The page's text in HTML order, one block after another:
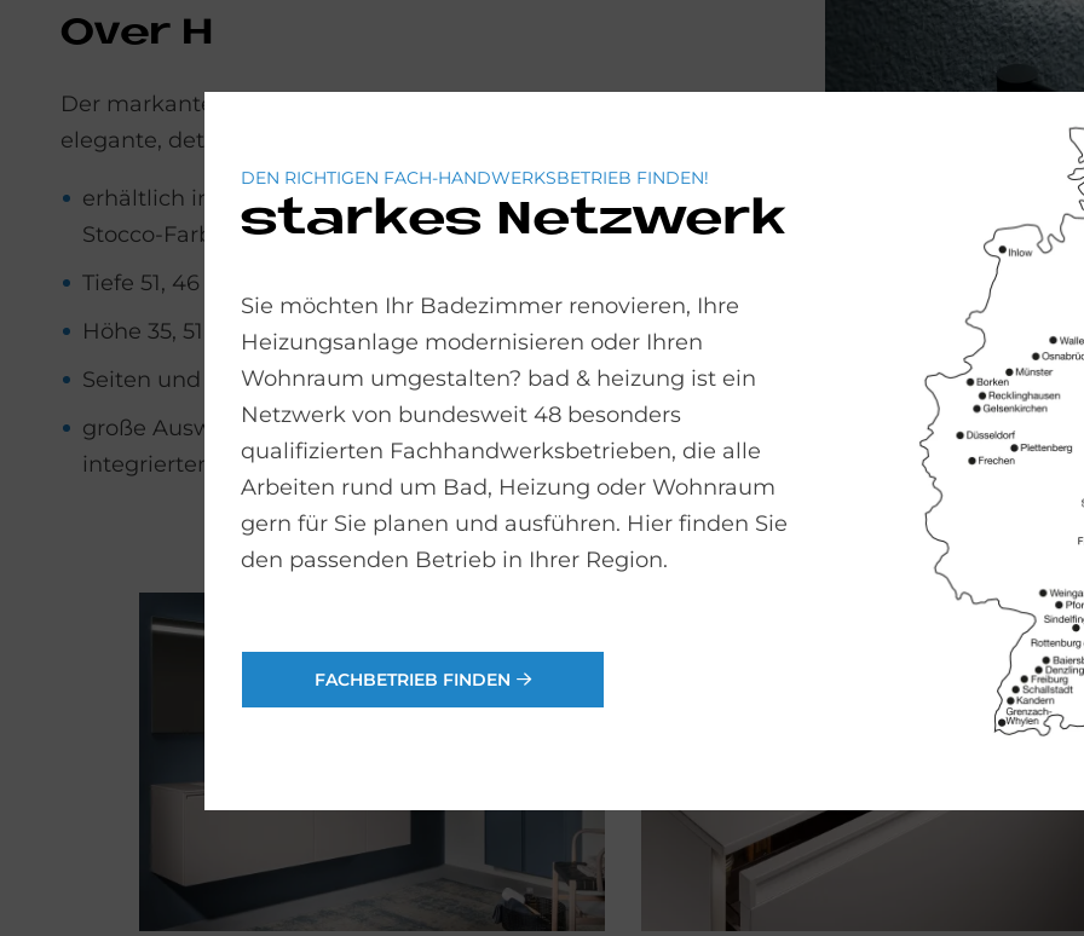
Over H
Der markante Aluminiumgriff verleiht dem Möbel eine
elegante, detailbewusste Signatur.
erhältlich in silber, kupfer, gold, oder allen Farben der
Stocco-Farbpalette
Tiefe 51, 46 cm
Höhe 35, 51, 55 cm
Seiten und Fronten aus Holz, lackiert, Fenix, HST 2.0
große Auswahl an Waschtischplatten mit
integriertem oder aufgesetztem Waschbecken
DEN RICHTIGEN FACH-HANDWERKSBETRIEB FINDEN!
starkes Netzwerk
Sie möchten Ihr Badezimmer renovieren, Ihre
Heizungsanlage modernisieren oder Ihren
Wohnraum umgestalten? bad & heizung ist ein
Netzwerk von bundesweit 48 besonders
qualifizierten Fachhandwerksbetrieben, die alle
Arbeiten rund um Bad, Heizung oder Wohnraum
gern für Sie planen und ausführen. Hier finden Sie
den passenden Betrieb in Ihrer Region.
FACHBETRIEB FINDEN